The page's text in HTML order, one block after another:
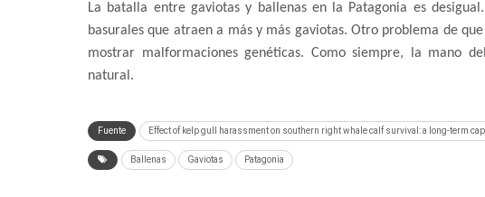
La batalla entre gaviotas y ballenas en la Patagonia es
basurales que atraen a más y más gaviotas. Otro problema de
mostrar malformaciones genéticas. Como siempre, la mano
natural.
Fuente Effect of kelp gull harassment on southern right whale calf survival: a long-term
Ballenas Gaviotas Patagonia